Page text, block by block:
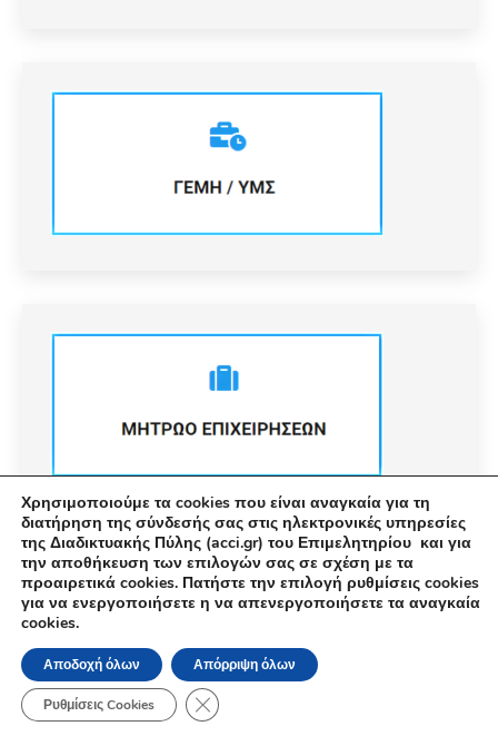
© Εμπορικό και Βιομηχανικό Επιμελητήριο Αθηνών 2026 |
Ακαδημίας 7, ΤΚ: 10671, Αθήνα, Τηλ: +30 210 3604815, e-mail:
info@acci.gr
Όροι Χρήσης|Πολιτική Ασφάλειας|Πολιτική Απορρήτου
Προσβασιμότητας
Powered by KNOWLEDGE A.E.
Χρησιμοποιούμε τα cookies που είναι αναγκαία για τη
διατήρηση της σύνδεσής σας στις ηλεκτρονικές υπηρεσίες
της Διαδικτυακής Πύλης (acci.gr) του Επιμελητηρίου και για
την αποθήκευση των επιλογών σας σε σχέση με τα
προαιρετικά cookies. Πατήστε την επιλογή ρυθμίσεις cookies
για να ενεργοποιήσετε η να απενεργοποιήσετε τα αναγκαία
cookies.
Αποδοχή όλων Απόρριψη όλων
Ρυθμίσεις Cookies Κλείσιμο του Cookie banner για το GDPR